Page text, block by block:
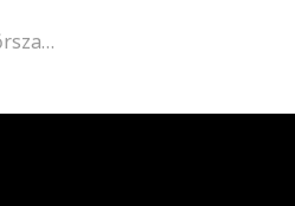
Navassa fémes hatású bőrszandál